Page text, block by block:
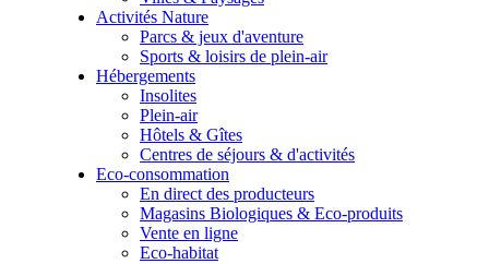
Activités Nature
Parcs & jeux d'aventure
Sports & loisirs de plein-air
Hébergements
Insolites
Plein-air
Hôtels & Gîtes
Centres de séjours & d'activités
Eco-consommation
En direct des producteurs
Magasins Biologiques & Eco-produits
Vente en ligne
Eco-habitat